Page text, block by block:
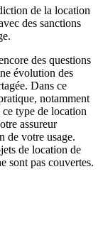
de la location
des sanctions
des questions
évolution des
Dans ce
notamment
ce type de location
assureur
de votre usage.
de location de
sont pas couvertes.